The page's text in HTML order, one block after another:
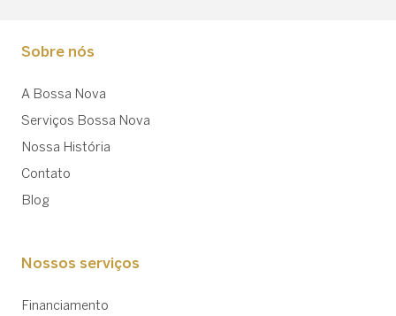
Sobre nós
A Bossa Nova
Serviços Bossa Nova
Nossa História
Contato
Blog
Nossos serviços
Financiamento